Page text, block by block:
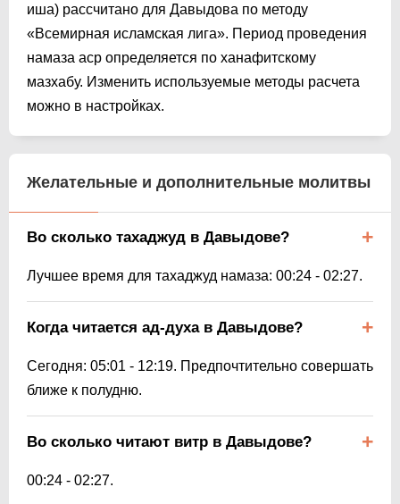
иша) рассчитано для Давыдова по методу
«Всемирная исламская лига». Период проведения
намаза аср определяется по ханафитскому
мазхабу. Изменить используемые методы расчета
можно в настройках.
Желательные и дополнительные молитвы
Во сколько тахаджуд в Давыдове?
Лучшее время для тахаджуд намаза: 00:24 - 02:27.
Когда читается ад-духа в Давыдове?
Сегодня: 05:01 - 12:19. Предпочтительно совершать
ближе к полудню.
Во сколько читают витр в Давыдове?
00:24 - 02:27.